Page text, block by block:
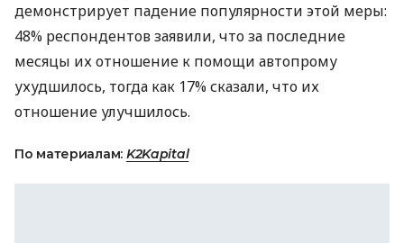
демонстрирует падение популярности этой меры:
48% респондентов заявили, что за последние
месяцы их отношение к помощи автопрому
ухудшилось, тогда как 17% сказали, что их
отношение улучшилось.
По материалам: K2Kapital